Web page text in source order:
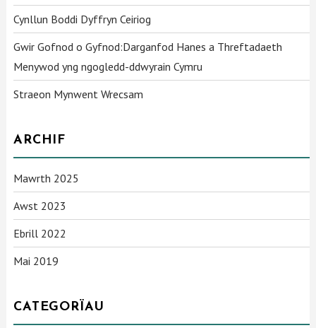
Cynllun Boddi Dyffryn Ceiriog
Gwir Gofnod o Gyfnod:Darganfod Hanes a Threftadaeth
Menywod yng ngogledd-ddwyrain Cymru
Straeon Mynwent Wrecsam
ARCHIF
Mawrth 2025
Awst 2023
Ebrill 2022
Mai 2019
CATEGORÏAU